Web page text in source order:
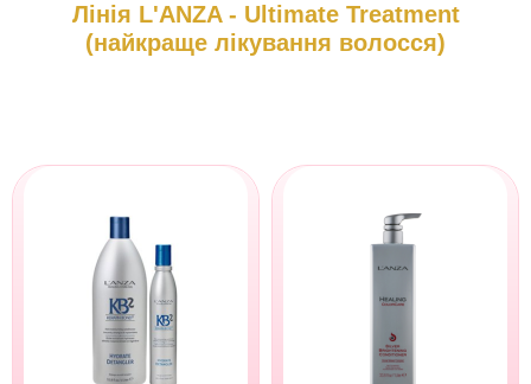
Лінія L'ANZA - Ultimate Treatment
(найкраще лікування волосся)